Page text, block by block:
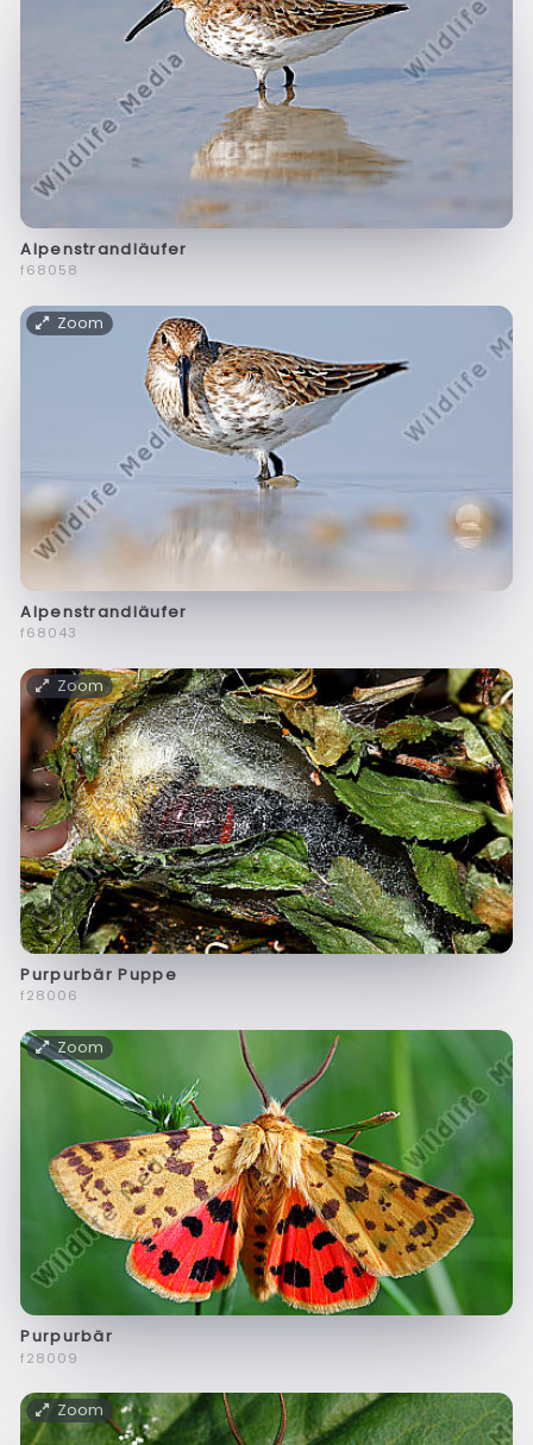
Alpenstrandläufer
f68058
Zoom
Alpenstrandläufer
f68043
Zoom
Purpurbär Puppe
f28006
Zoom
Purpurbär
f28009
Zoom